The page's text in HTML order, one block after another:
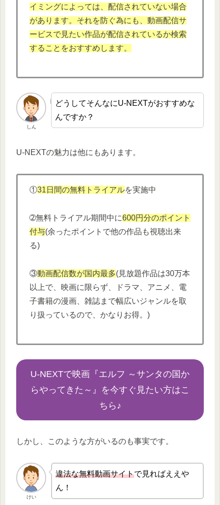
イミングによっては、配信されていない場合
があります。それを防ぐ為にも、動画配信サ
ービスで見たい作品が配信されているか検索
することをおすすめします。
しん
どうしてそんなにU-NEXTがおすすめな
んですか？
U-NEXTの魅力は他にもあります。
①31日間の無料トライアルを実施中
➁無料トライアル期間中に600円分のポイント
付与(余ったポイントで他の作品も視聴出来
る)
③動画配信数が国内最多(見放題作品は30万本
以上で、映画に限らず、ドラマ、アニメ、電
子書籍の漫画、雑誌まで幅広いジャンルを取
り扱っているので、かなりお得。)
U-NEXTで映画『エルフ ～サンタの国か
らやってきた～ 』を今すぐ見たい方はこ
ちら♪
しかし、このような方がいるのも事実です。
けい
違法な無料動画サイトで見ればええや
ん！